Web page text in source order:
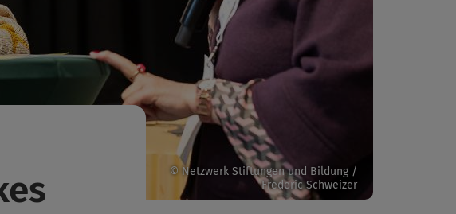
© Netzwerk Stiftungen und Bildung /
Frederic Schweizer